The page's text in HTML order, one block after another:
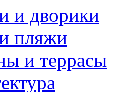
и дворики
пляжи
и террасы